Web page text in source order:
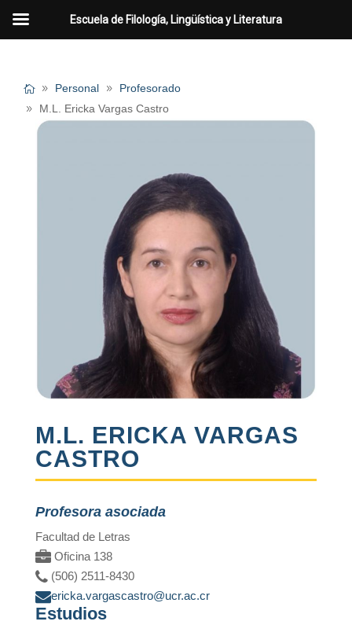
Personal
Profesorado
M.L. Ericka Vargas Castro
M.L. ERICKA VARGAS
CASTRO
Profesora asociada
Facultad de Letras
Oficina 138
(506) 2511-8430
ericka.vargascastro@ucr.ac.cr
Estudios
Escuela de Filología, Lingüística y Literatura